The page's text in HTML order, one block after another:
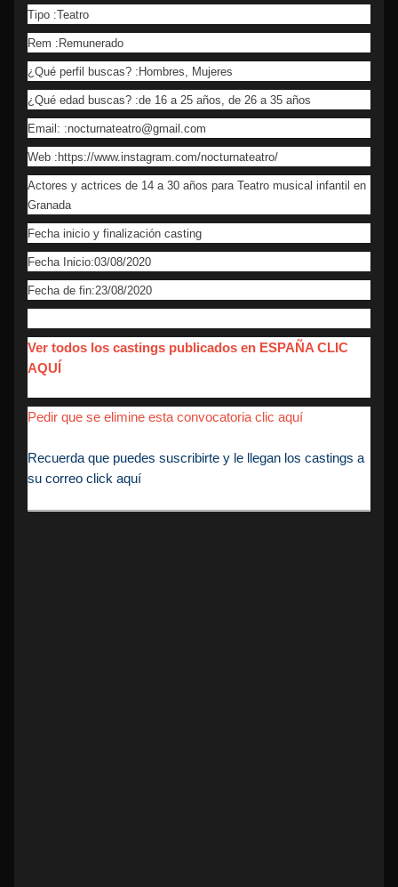
Tipo :Teatro
Rem :Remunerado
¿Qué perfil buscas? :Hombres, Mujeres
¿Qué edad buscas? :de 16 a 25 años, de 26 a 35 años
Email: :nocturnateatro@gmail.com
Web :https://www.instagram.com/nocturnateatro/
Actores y actrices de 14 a 30 años para Teatro musical infantil en
Granada
Fecha inicio y finalización casting
Fecha Inicio:03/08/2020
Fecha de fin:23/08/2020
Ver todos los castings publicados en ESPAÑA CLIC
AQUÍ
Pedir que se elimine esta convocatoria clic aquí
Recuerda que puedes suscribirte y le llegan los castings a
su correo click aquí